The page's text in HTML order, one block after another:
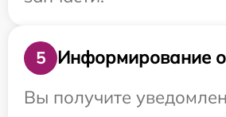
5
Информирование о
Вы получите